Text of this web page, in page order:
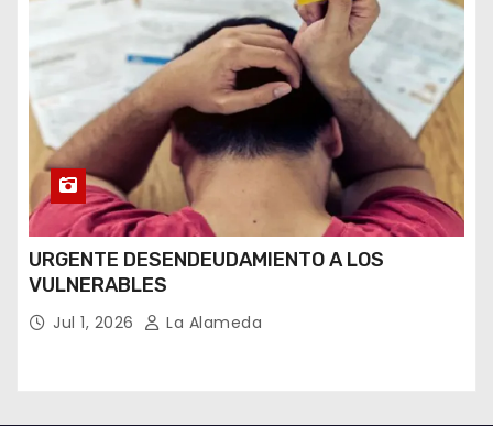
URGENTE DESENDEUDAMIENTO A LOS
VULNERABLES
Jul 1, 2026 La Alameda